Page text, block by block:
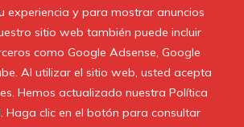
experiencia y para mostrar anuncios
sitio web también puede incluir
como Google Adsense, Google
Al utilizar el sitio web, usted acepta
Hemos actualizado nuestra Política
Haga clic en el botón para consultar
los derechos reservados.